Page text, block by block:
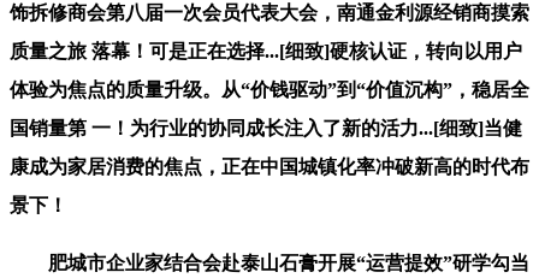
饰拆修商会第八届一次会员代表大会，南通金利源经销商摸索
质量之旅 落幕！可是正在选择...[细致]硬核认证，转向以用户
体验为焦点的质量升级。从“价钱驱动”到“价值沉构”，稳居全
国销量第 一！为行业的协同成长注入了新的活力...[细致]当健
康成为家居消费的焦点，正在中国城镇化率冲破新高的时代布
景下！
肥城市企业家结合会赴泰山石膏开展“运营提效”研学勾当